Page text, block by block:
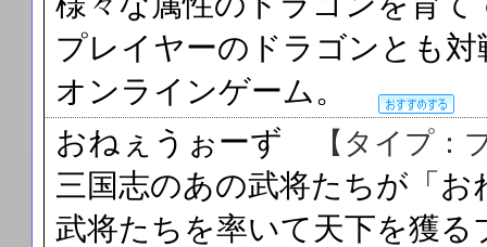
プレイヤーのドラゴンとも
オンラインゲーム。
おねぇうぉーず
【タイプ
三国志のあの武将たちが「
武将たちを率いて天下を獲